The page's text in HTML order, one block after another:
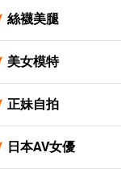
絲襪美腿
美女模特
正妹自拍
日本AV女優